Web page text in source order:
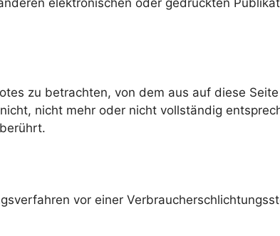
elektronischen oder gedruckten
zu betrachten, von dem aus auf diese
nicht mehr oder nicht vollständig
vor einer